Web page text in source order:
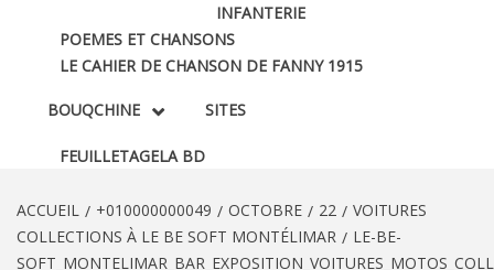
INFANTERIE
POEMES ET CHANSONS
LE CAHIER DE CHANSON DE FANNY 1915
BOUQCHINE
FEUILLETAGELA BD
SITES
ACCUEIL +010000000049 OCTOBRE 22
VOITURES
COLLECTIONS À LE BE SOFT MONTÉLIMAR
LE-BE-